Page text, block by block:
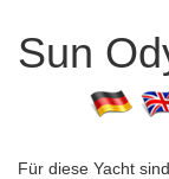
Sun
Für diese Yacht